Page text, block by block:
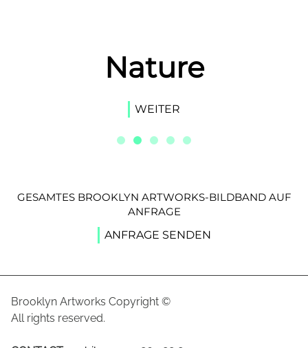
Nature
WEITER
GESAMTES BROOKLYN ARTWORKS-BILDBAND AUF
ANFRAGE
ANFRAGE SENDEN
Brooklyn Artworks Copyright ©
All rights reserved.